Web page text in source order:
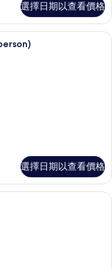
選擇日期以查看價格
具、羽絨被、客房內保險箱、
選擇日期以查看價格
具、羽絨被、客房內保險箱、